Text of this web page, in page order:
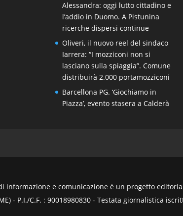
Alessandra: oggi lutto cittadino e
l’addio in Duomo. A Pistunina
ricerche dispersi continue
Oliveri, il nuovo reel del sindaco
Iarrera: “I mozziconi non si
lasciano sulla spiaggia”. Comune
distribuirà 2.000 portamozziconi
Barcellona PG. ‘Giochiamo in
Piazza’, evento stasera a Calderà
e comunicazione è un progetto
- P.I./C.F. : 90018980830 - Testata giornalistica